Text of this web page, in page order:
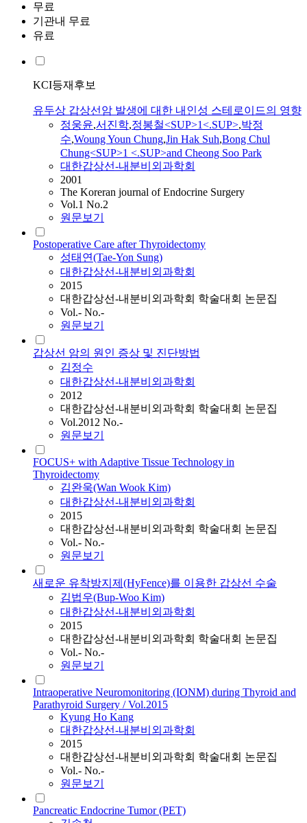
무료
기관내 무료
유료
KCI등재후보
유두상 갑상선암 발생에 대한 내인성 스테로이드의 영향
정웅윤,서진학,정봉철<SUP>1<.SUP>,박정
수,Woung Youn Chung,Jin Hak Suh,Bong Chul
Chung<SUP>1 <.SUP>and Cheong Soo Park
대한갑상선-내분비외과학회
2001
The Koreran journal of Endocrine Surgery
Vol.1 No.2
원문보기
Postoperative Care after Thyroidectomy
성태연(Tae-Yon Sung)
대한갑상선-내분비외과학회
2015
대한갑상선-내분비외과학회 학술대회 논문집
Vol.- No.-
원문보기
갑상선 암의 원인 증상 및 진단방법
김정수
대한갑상선-내분비외과학회
2012
대한갑상선-내분비외과학회 학술대회 논문집
Vol.2012 No.-
원문보기
FOCUS+ with Adaptive Tissue Technology in
Thyroidectomy
김완욱(Wan Wook Kim)
대한갑상선-내분비외과학회
2015
대한갑상선-내분비외과학회 학술대회 논문집
Vol.- No.-
원문보기
새로운 유착방지제(HyFence)를 이용한 갑상선 수술
김법우(Bup-Woo Kim)
대한갑상선-내분비외과학회
2015
대한갑상선-내분비외과학회 학술대회 논문집
Vol.- No.-
원문보기
Intraoperative Neuromonitoring (IONM) during Thyroid and
Parathyroid Surgery / Vol.2015
Kyung Ho Kang
대한갑상선-내분비외과학회
2015
대한갑상선-내분비외과학회 학술대회 논문집
Vol.- No.-
원문보기
Pancreatic Endocrine Tumor (PET)